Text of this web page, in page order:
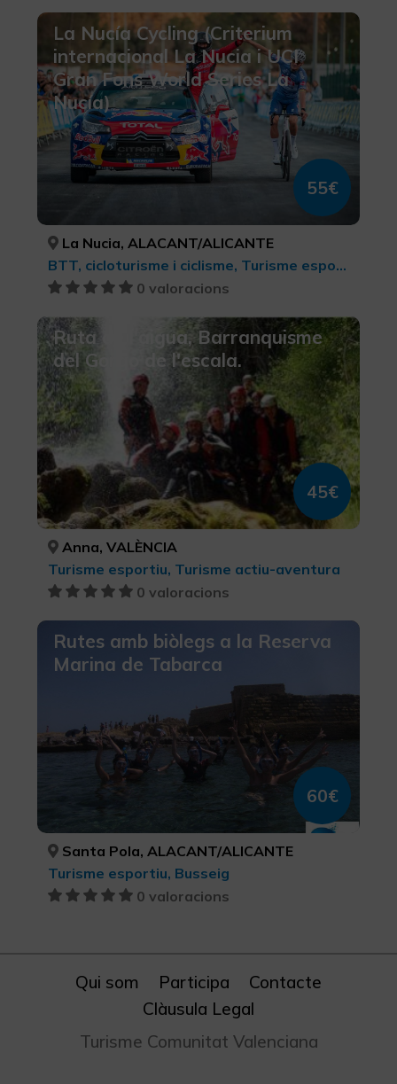
La Nucía Cycling (Criterium
internacional La Nucia i UCI
Gran Fons World Series La
Nucía)
55€
La Nucia, ALACANT/ALICANTE
BTT, cicloturisme i ciclisme, Turisme esportiu
0 valoracions
Ruta de l'aigua, Barranquisme
del Gorgo de l'escala.
45€
Anna, VALÈNCIA
Turisme esportiu, Turisme actiu-aventura
0 valoracions
Rutes amb biòlegs a la Reserva
Marina de Tabarca
60€
Santa Pola, ALACANT/ALICANTE
Turisme esportiu, Busseig
0 valoracions
Qui som Participa
Contacte
Clàusula Legal
Turisme Comunitat Valenciana